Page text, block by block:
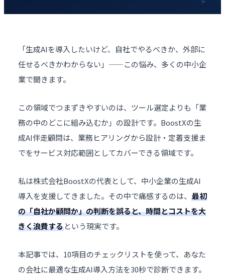
「生成AIを導入したいけど、自社でやるべきか、外部に
任せるべきかわからない」——この悩み、多くの中小企
業で聞きます。
この領域でつまずきやすいのは、ツール選定よりも「業
務の中のどこに組み込むか」の設計です。BoostXの生
成AI伴走顧問は、業務ヒアリングから設計・定着支援ま
でをサービス対応範囲としてカバーできる領域です。
私は株式会社BoostXの代表として、中小企業の生成AI
導入を支援してきました。その中で痛感するのは、 最初
の「自社か顧問か」の判断を誤ると、時間とコストを大
きく浪費するという現実です。
本記事では、10項目のチェックリストを使って、あなた
の会社に最適な生成AI導入方法を30秒で診断できます。